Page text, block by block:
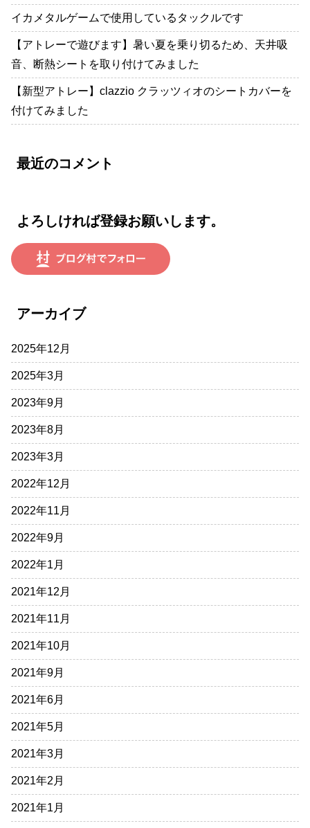
イカメタルゲームで使用しているタックルです
【アトレーで遊びます】暑い夏を乗り切るため、天井吸
音、断熱シートを取り付けてみました
【新型アトレー】clazzio クラッツィオのシートカバーを
付けてみました
最近のコメント
よろしければ登録お願いします。
アーカイブ
2025年12月
2025年3月
2023年9月
2023年8月
2023年3月
2022年12月
2022年11月
2022年9月
2022年1月
2021年12月
2021年11月
2021年10月
2021年9月
2021年6月
2021年5月
2021年3月
2021年2月
2021年1月